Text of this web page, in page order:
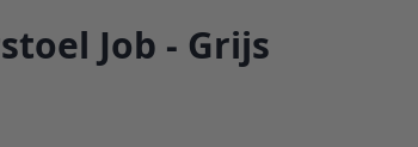
Job - Grijs